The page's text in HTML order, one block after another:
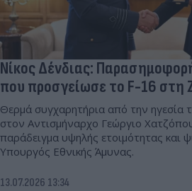
Νίκος Δένδιας:
που προσγείωσε το F-16 στη
Θερμά συγχαρητήρια από την
στον Αντισμήναρχο Γεώργιο
παράδειγμα υψηλής ετοιμότητας και
Υπουργός Εθνικής Άμυνας.
13.07.2026 13:34